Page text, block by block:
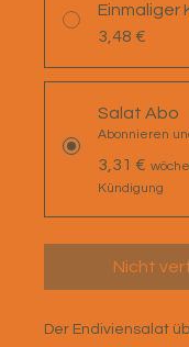
Einmaliger
3,48 €
Salat Abo
Abonnieren
3,31 €
Kündigung
Nicht
Der Endiviensalat